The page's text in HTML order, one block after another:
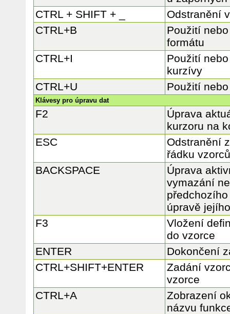
CTRL + SHIFT + _
Odstranění
CTRL+B
Použití
formátu
CTRL+I
Použití
kurzívy
CTRL+U
Použití
Klávesy pro úpravu dat
F2
Úprava
kurzoru na
ESC
Odstranění
řádku vzorců
BACKSPACE
Úprava
vymazání
úpravě
F3
Vložení
do vzorce
ENTER
Dokončení
CTRL+SHIFT+ENTER
Zadání
vzorce
CTRL+A
Zobrazení
názvu